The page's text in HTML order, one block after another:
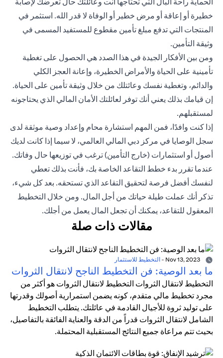
خطيرة أو إعاقة أو مرض خطير أو الوفاة لا قدر الله. استثمر في
المنتجات التي تدفع مبلغ تأمين مقطوع للمستفيد المسمى في
وثيقة التأمين.
ومن بين الأفكار الجيدة في هذا الصدد هي الحصول على تغطية
تأمينية على الحياة والأمراض الخطيرة، وإعانة العجز الكلي
والدائم، وتغطية نفسك وعائتلك من خلال وثيقة تأمين على الحياة.
إن قيامك بذلك يعني أنك توفر لعائلتك الأمان المالي الذي يحتاجونه
لمستقبلهم.
إذا كنت وافدًا، فمن المهم استشارة محام وإعداد وصية موثقة لدى
سجل الوصايا في مركز دبي المالي العالمي، لا سيما إذا كانت لديك
أصول أو استثمارات (خارج التأمين) ترغب في توزيعها حال وفاتك.
عندما تقرر بدء خطط التقاعد الخاصة بك، فأنت بذلك تعطي
لنفسك أفضل فرصة لتحقيق التقاعد الذي تستحقه. بعد كل شيء،
تذكر أنك عملت طيلة حياتك من أجل المال. ومن خلال التخطيط
المعقول للتقاعد، يمكنك أن تجعل المال يعمل من أجلك.
مقالات ذات صلة
- التخطيط للاستثمار
ما بعد الوصية: فن التخطيط الناجح لانتقال الثروات
التخطيط لانتقال الثروات التخطيط لانتقال الثروات هو أكثر من
مجرد تخطيط مالي متقدم، كونه يضمن استمرارية أصولك وقدرتها
على توليد ثروة للأجيال القادمة في عائلتك. يتطلب التخطيط
الشامل لانتقال الثروات قدراً من الدقة والعناية الفائقة بالتفاصيل،
بحيث تتم مراعاة جميع النتائج المستقبلية المحتملة.